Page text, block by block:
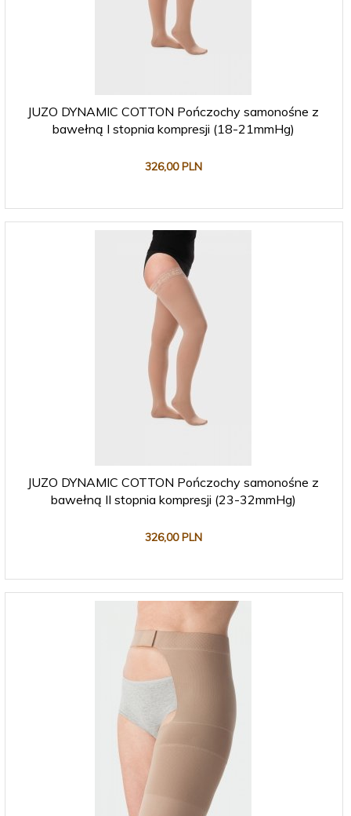
JUZO DYNAMIC COTTON Pończochy samonośne z
bawełną I stopnia kompresji (18-21mmHg)
326,00 PLN
JUZO DYNAMIC COTTON Pończochy samonośne z
bawełną II stopnia kompresji (23-32mmHg)
326,00 PLN